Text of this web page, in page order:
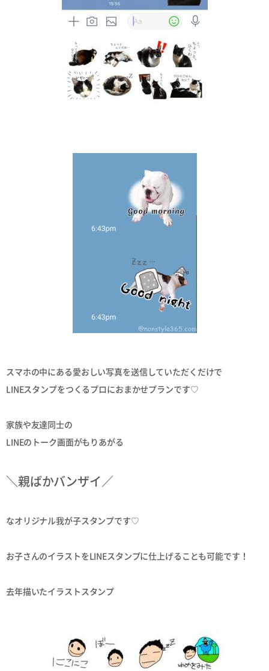
スマホの中にある愛おしい写真を送信していただくだけで
LINEスタンプをつくるプロにおまかせプランです♡
家族や友達同士の
LINEのトーク画面がもりあがる
＼親ばかバンザイ／
なオリジナル我が子スタンプです♡
お子さんのイラストをLINEスタンプに仕上げることも可能です！
去年描いたイラストスタンプ